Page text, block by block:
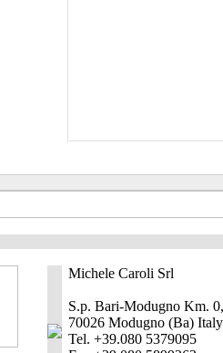
Michele Caroli Srl
S.p. Bari-Modugno Km.
70026 Modugno (Ba) Italy
Tel. +39.080 5379095